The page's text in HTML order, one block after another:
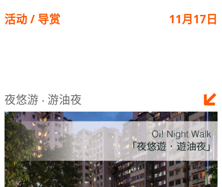
活动 / 导赏 11月17日
夜悠游 ‧ 游油夜